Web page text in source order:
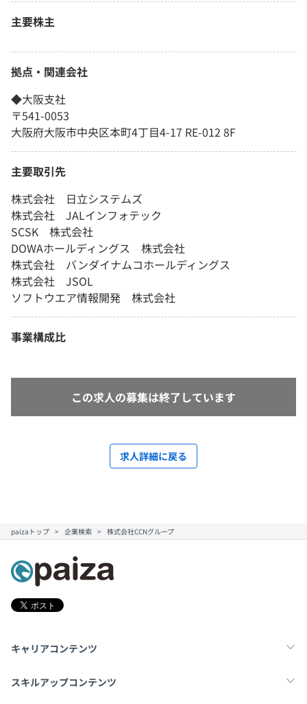
主要株主
拠点・関連会社
◆大阪支社
〒541-0053
大阪府大阪市中央区本町4丁目4-17 RE-012 8F
主要取引先
株式会社 日立システムズ
株式会社 JALインフォテック
SCSK 株式会社
DOWAホールディングス 株式会社
株式会社 バンダイナムコホールディングス
株式会社 JSOL
ソフトウエア情報開発 株式会社
事業構成比
この求人の募集は終了しています
求人詳細に戻る
paizaトップ 企業検索 株式会社CCNグループ
キャリアコンテンツ
転職・キャリア
スキルアップコンテンツ